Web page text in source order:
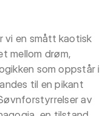
vi en smått kaotisk
mellom drøm,
som oppstår i
til en pikant
av